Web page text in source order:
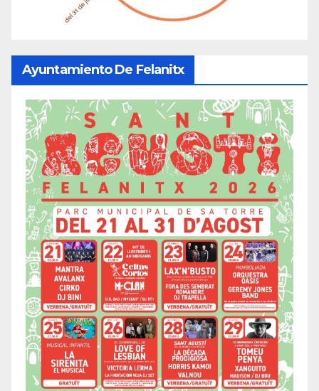
Ayuntamiento De Felanitx